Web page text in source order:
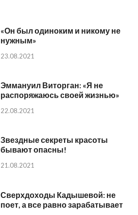
«Он был одиноким и никому не
нужным»
23.08.2021
Эммануил Виторган: «Я не
распоряжаюсь своей жизнью»
22.08.2021
Звездные секреты красоты
бывают опасны!
21.08.2021
Сверхдоходы Кадышевой: не
поет, а все равно зарабатывает